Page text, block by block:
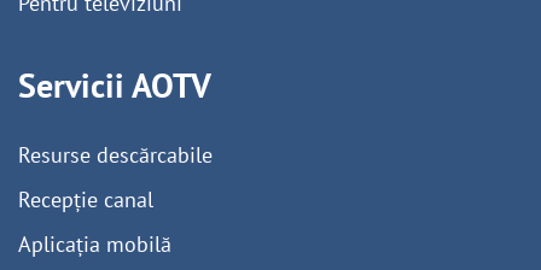
Servicii AOTV
Resurse descărcabile
Recepție canal
Aplicația mobilă